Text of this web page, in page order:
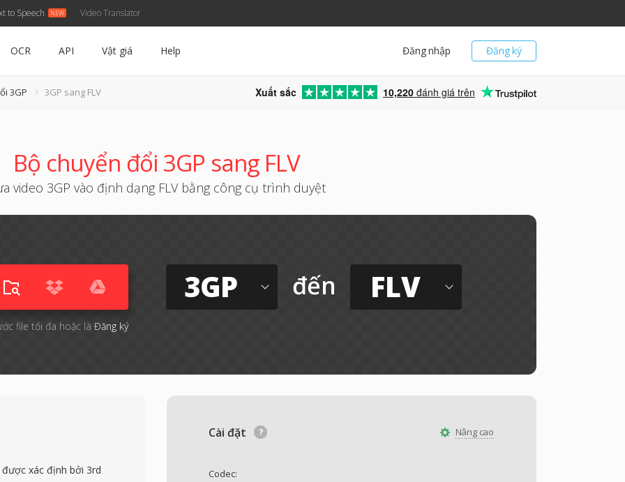
to Speech Video Translator
Đăng ký
Đăng nhập
OCR API Vật giá Help
3GP 3GP sang FLV Xuất sắc 10,220 đánh giá trên
Bộ chuyển đổi 3GP sang FLV
video 3GP vào định dạng FLV bằng công cụ trình duyệt
file tối đa hoặc là Đăng ký
3GP đến FLV
Nâng cao
Cài đặt
Codec:
xác định bởi 3rd